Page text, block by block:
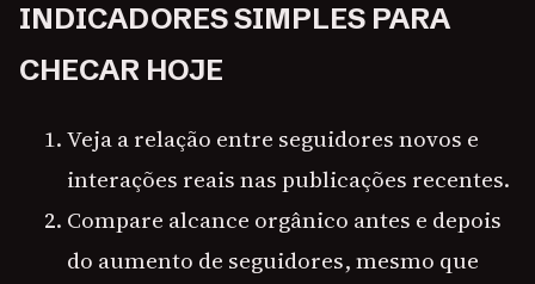
INDICADORES SIMPLES PARA
CHECAR HOJE
Veja a relação entre seguidores novos e
interações reais nas publicações recentes.
Compare alcance orgânico antes e depois
do aumento de seguidores, mesmo que